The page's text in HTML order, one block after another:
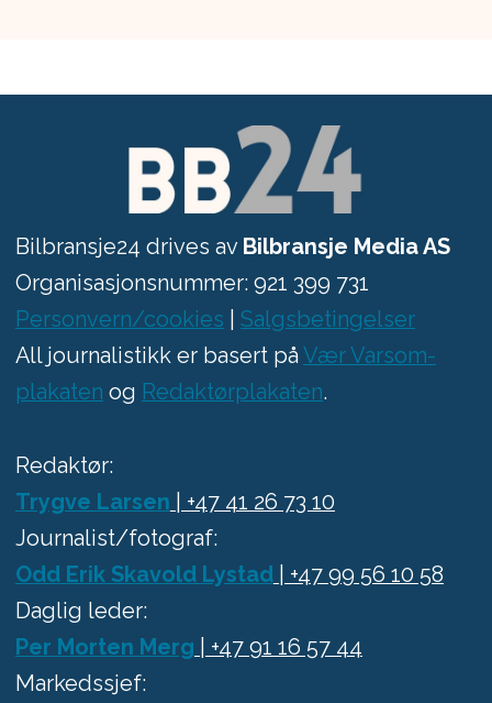
Bilbransje24 drives av Bilbransje Media AS
Organisasjonsnummer: 921 399 731
Personvern/cookies
Salgsbetingelser
All journalistikk er basert på Vær Varsom-
plakaten og Redaktørplakaten.
Redaktør:
Trygve Larsen | +47 41 26 73 10
Journalist/fotograf:
Odd Erik Skavold Lystad| +47 99 56 10 58
Daglig leder:
Per Morten Merg | +47 91 16 57 44
Markedssjef: